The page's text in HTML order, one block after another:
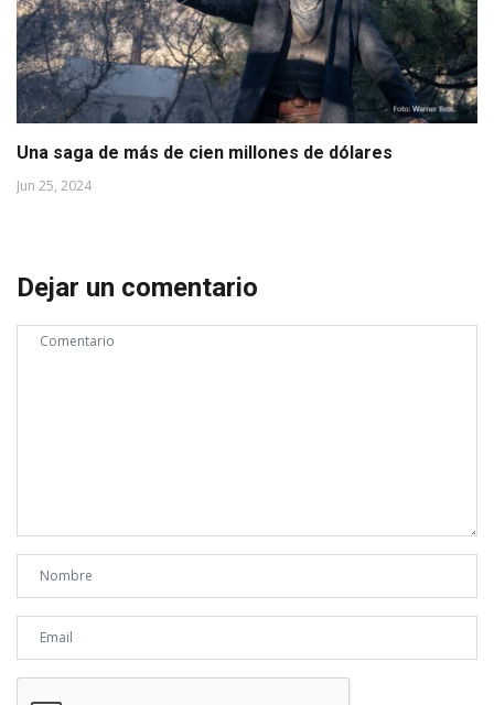
Una saga de más de cien millones de dólares
Jun 25, 2024
Dejar un comentario